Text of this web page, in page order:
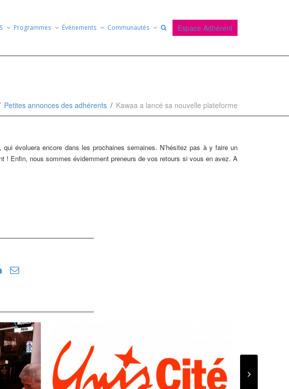
Programmes Événements Communautés Espace Adhérent
Petites annonces des adhérents Kawaa a lancé sa nouvelle plateforme
qui évoluera encore dans les prochaines semaines. N’hésitez pas à y faire un
! Enfin, nous sommes évidemment preneurs de vos retours si vous en avez. A